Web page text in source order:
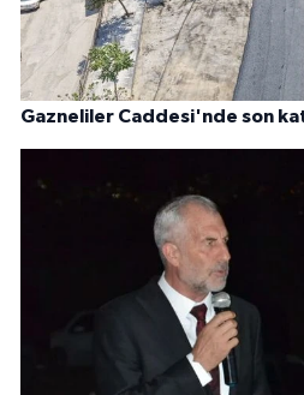
Gazneliler Caddesi'nde son